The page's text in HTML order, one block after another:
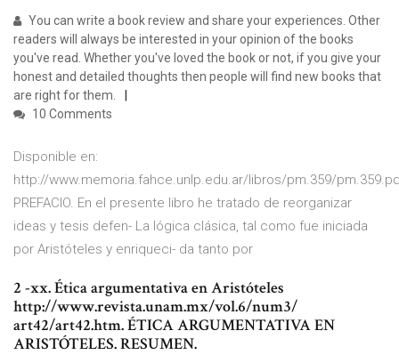
You can write a book review and share your experiences. Other
readers will always be interested in your opinion of the books
you've read. Whether you've loved the book or not, if you give your
honest and detailed thoughts then people will find new books that
are right for them.
10 Comments
Disponible en:
http://www.memoria.fahce.unlp.edu.ar/libros/pm.359/
PREFACIO. En el presente libro he tratado de reorganizar
ideas y tesis defen- La lógica clásica, tal como fue iniciada
por Aristóteles y enriqueci- da tanto por
2 -xx. Ética argumentativa en Aristóteles
http://www.revista.unam.mx/vol.6/num3/
art42/art42.htm. ÉTICA ARGUMENTATIVA EN
ARISTÓTELES. RESUMEN.